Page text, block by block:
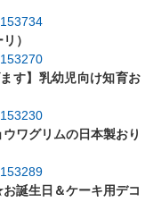
）
す】乳幼児向け知育お
ワグリムの日本製おり
誕生日＆ケーキ用デコ